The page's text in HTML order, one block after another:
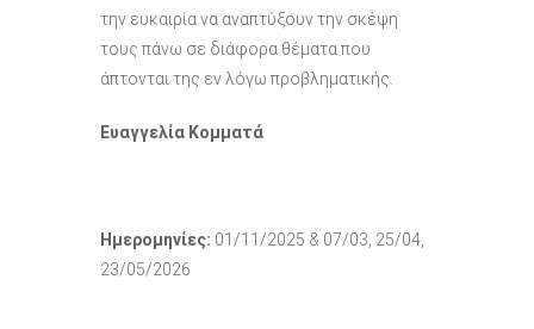
την ευκαιρία να αναπτύξουν την σκέψη
τους πάνω σε διάφορα θέματα που
άπτονται της εν λόγω προβληματικής.
Ευαγγελία Κομματά
Ημερομηνίες: 01/11/2025 & 07/03, 25/04,
23/05/2026